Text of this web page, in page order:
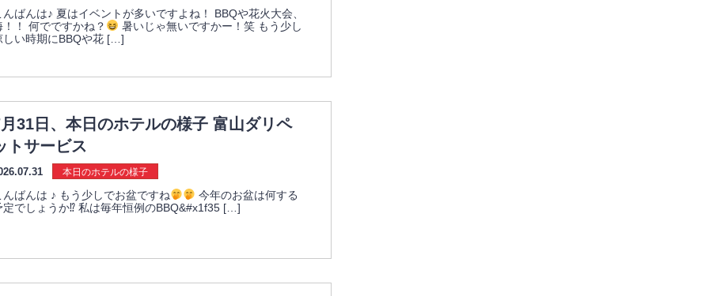
んばんは♪ 夏はイベントが多いですよね！ BBQや花火大会、
！！ 何でですかね？
暑いじゃ無いですかー！笑 もう少し
しい時期にBBQや花 […]
31日、本日のホテルの様子 富山ダリペ
トサービス
本日のホテルの様子
んばんは ♪ もう少しでお盆ですね
今年のお盆は何する
定でしょうか⁉︎ 私は毎年恒例のBBQ&#x1f35 […]